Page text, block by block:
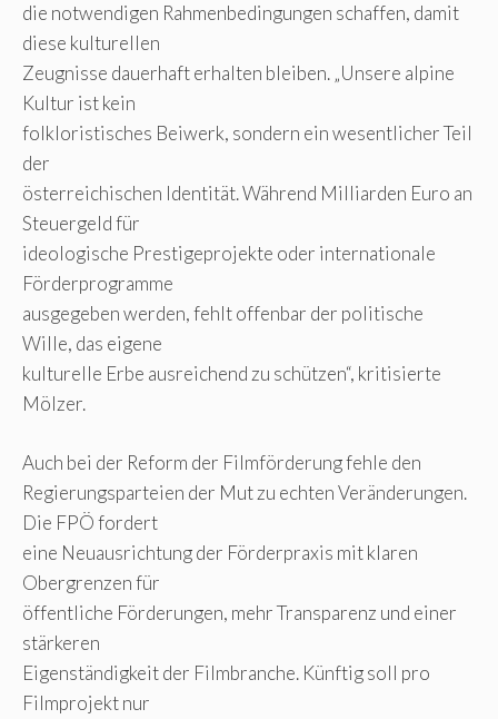
die notwendigen Rahmenbedingungen schaffen, damit
diese kulturellen
Zeugnisse dauerhaft erhalten bleiben. „Unsere alpine
Kultur ist kein
folkloristisches Beiwerk, sondern ein wesentlicher Teil
der
österreichischen Identität. Während Milliarden Euro an
Steuergeld für
ideologische Prestigeprojekte oder internationale
Förderprogramme
ausgegeben werden, fehlt offenbar der politische
Wille, das eigene
kulturelle Erbe ausreichend zu schützen“, kritisierte
Mölzer.
Auch bei der Reform der Filmförderung fehle den
Regierungsparteien der Mut zu echten Veränderungen.
Die FPÖ fordert
eine Neuausrichtung der Förderpraxis mit klaren
Obergrenzen für
öffentliche Förderungen, mehr Transparenz und einer
stärkeren
Eigenständigkeit der Filmbranche. Künftig soll pro
Filmprojekt nur